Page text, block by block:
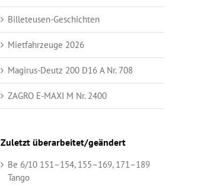
Billeteusen-Geschichten
Mietfahrzeuge 2026
Magirus-Deutz 200 D16 A Nr. 708
ZAGRO E-MAXI M Nr. 2400
Zuletzt überarbeitet/geändert
Be 6/10 151–154, 155–169, 171–189
Tango